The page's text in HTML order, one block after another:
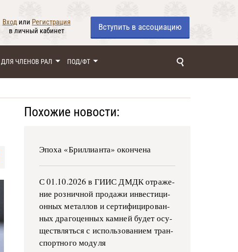
Вход или Регистрация
в личный кабинет
Вступить в ассоциацию
ДЛЯ ЧЛЕНОВ РАЛ ПОД/ФТ
Похожие новости:
Эпоха «Бриллианта» окончена
С 01.10.2026 в ГИИС ДМДК от­ра­же­
ние роз­ни­ч­ной про­да­жи ин­ве­сти­ци­
он­ных ме­тал­лов и сер­ти­фи­ци­ро­ван­
ных дра­го­цен­ных ка­м­ней бу­дет осу­
ще­ств­лять­ся с ис­поль­зо­ва­ни­ем тран­
с­пор­т­но­го мо­ду­ля